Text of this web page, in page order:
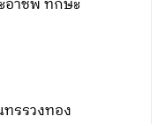
าชีพ ทักษะ
รรวงทอง